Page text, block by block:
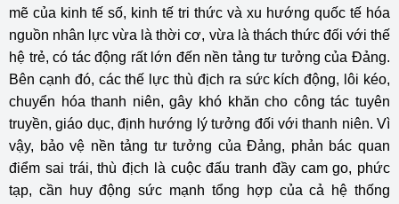
mẽ của kinh tế số, kinh tế tri thức và xu hướng quốc tế hóa
nguồn nhân lực vừa là thời cơ, vừa là thách thức đối với thế
hệ trẻ, có tác động rất lớn đến nền tảng tư tưởng của Đảng.
Bên cạnh đó, các thế lực thù địch ra sức kích động, lôi kéo,
chuyển hóa thanh niên, gây khó khăn cho công tác tuyên
truyền, giáo dục, định hướng lý tưởng đối với thanh niên. Vì
vậy, bảo vệ nền tảng tư tưởng của Đảng, phản bác quan
điểm sai trái, thù địch là cuộc đấu tranh đầy cam go, phức
tạp, cần huy động sức mạnh tổng hợp của cả hệ thống